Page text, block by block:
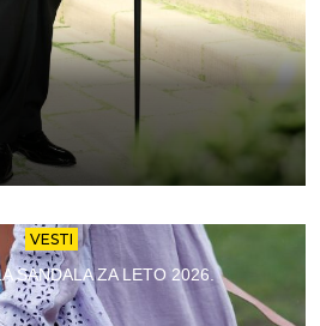
VESTI
SANDALA ZA LETO 2026.